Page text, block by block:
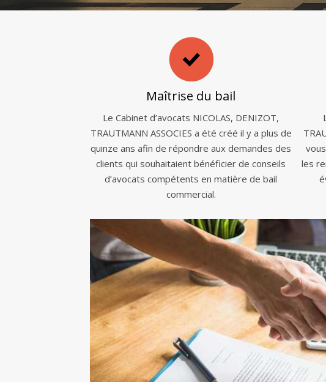
Maîtrise du bail
Le Cabinet d’avocats NICOLAS, DENIZOT,
TRAUTMANN ASSOCIES a été créé il y a plus de
quinze ans afin de répondre aux demandes des
clients qui souhaitaient bénéficier de conseils
d’avocats compétents en matière de bail
commercial.
les